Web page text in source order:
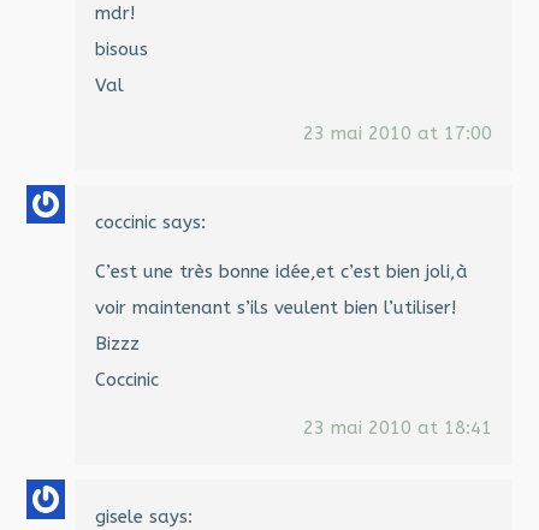
mdr!
bisous
Val
23 mai 2010 at 17:00
coccinic says:
C’est une très bonne idée,et c’est bien joli,à
voir maintenant s’ils veulent bien l’utiliser!
Bizzz
Coccinic
23 mai 2010 at 18:41
gisele says: